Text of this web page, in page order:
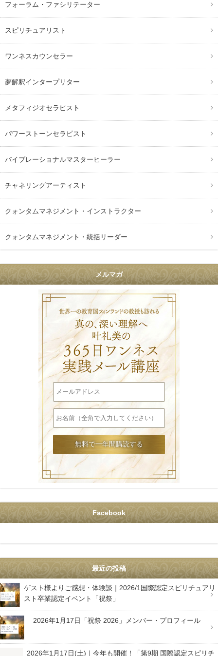
フォーラム・ファシリテーター
スピリチュアリスト
ワンネスカウンセラー
夢解釈インタープリター
メタフィジオセラピスト
パワーストーンセラピスト
バイブレーショナルマスターヒーラー
チャネリングアーティスト
クォンタムマネジメント・インストラクター
クォンタムマネジメント・統括リーダー
メルマガ
Facebook
最近の投稿
ゲスト様よりご感想・体験談｜2026/1国際認定スピリチュアリ
スト卒業認定イベント「祝祭」
2026年1月17日「祝祭 2026」メンバー・プロフィール
2026年1月17日(土)｜今年も開催！「第9期 国際認定スピリチ